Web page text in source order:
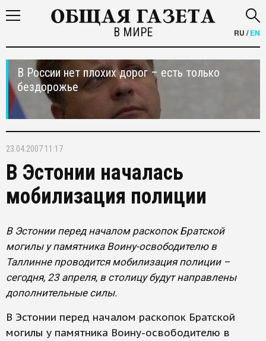
В МИРЕ RU /EN
В России нет плохих дорог – есть только
бездорожье
23.04.2007 11:17
В Эстонии началась
мобилизация полиции
В Эстонии перед началом раскопок Братской
могилы у памятника Воину-освободителю в
Таллинне проводится мобилизация полиции –
сегодня, 23 апреля, в столицу будут направлены
дополнительные силы.
В Эстонии перед началом раскопок Братской
могилы у памятника Воину-освободителю в